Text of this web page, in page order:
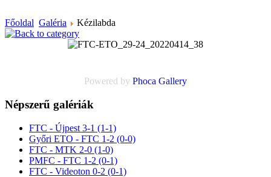
Főoldal Galéria Kézilabda
Powered by Phoca Gallery
Népszerű galériák
FTC - Újpest 3-1 (1-1)
Győri ETO - FTC 1-2 (0-0)
FTC - MTK 2-0 (1-0)
PMFC - FTC 1-2 (0-1)
FTC - Videoton 0-2 (0-1)